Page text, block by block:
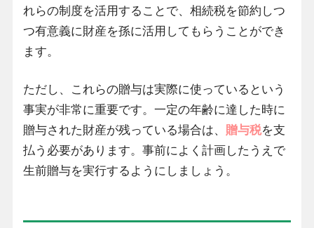
れらの制度を活用することで、相続税を節約しつ
つ有意義に財産を孫に活用してもらうことができ
ます。
ただし、これらの贈与は実際に使っているという
事実が非常に重要です。一定の年齢に達した時に
贈与された財産が残っている場合は、 贈与税を支
払う必要があります。事前によく計画したうえで
生前贈与を実行するようにしましょう。